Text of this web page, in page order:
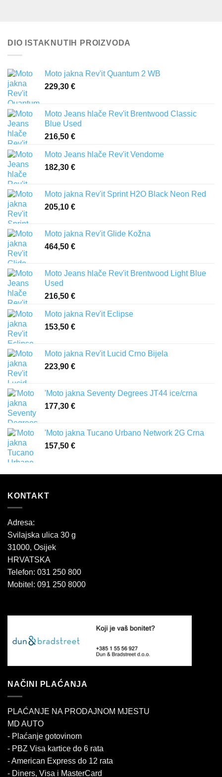
DIO ISTAKNUTIH PROIZVODA
Moto jakna Rev'it Quantum 2 WB
229,30 €
Moto Jeans hlače Rev'it Brentwood Classic
Blue Used
216,50 €
Moto Jeans hlače Rev'it Vendome
182,30 €
Moto jakna Rev'it Sprint H2O Black Neon Red
205,10 €
Moto jakna Rev'it Glide Kožna
464,50 €
Moto Jeans hlače Rev'it Brentwood Light Blue
Used
216,50 €
Moto jakna Rev'it Eclipse
153,50 €
Moto jakna Rev'it Lucid Crno Bijela
223,90 €
'Moto jakna Seventy Degrees JT44 ice/crna
177,30 €
'Moto jakna Tucano Urbano Network 2G Crna
157,50 €
KONTAKT
Adresa:
Svilajska ulica 30 g
31000, Osijek
HRVATSKA
Telefon: 031 250 800
Mobitel: 091 250 8000
NAČINI PLAĆANJA
PLAĆANJE NA PRODAJNOM MJESTU
MD AUTO
- Plaćanje gotovinom
- PBZ Visa kartice do 6 rata
- American Express do 12 rata
- Diners, Visa i MasterCard